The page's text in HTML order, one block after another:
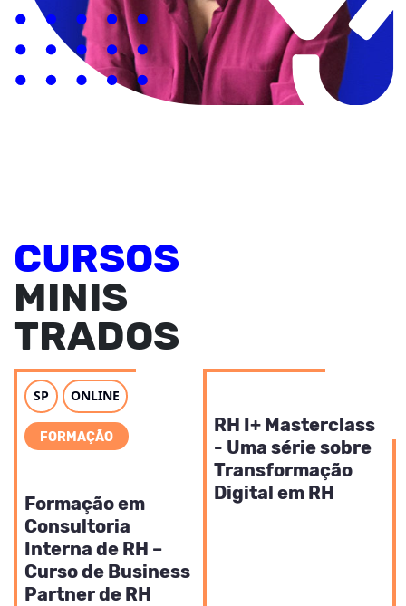
CURSOS
MINIS
TRADOS
SP ONLINE
FORMAÇÃO
Formação em
Consultoria
Interna de RH –
Curso de Business
Partner de RH
RH I+ Masterclass
- Uma série sobre
Transformação
Digital em RH